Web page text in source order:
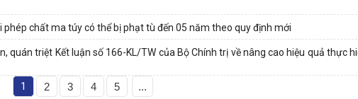
chất ma túy có thể bị phạt tù đến 05 năm theo quy định mới
triệt Kết luận số 166-KL/TW của Bộ Chính trị về nâng cao hiệu quả thực
1 2 3 4 5 ...